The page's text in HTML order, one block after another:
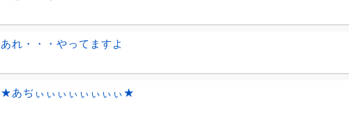
あれ・・・やってますよ
★あぢぃぃぃぃぃぃぃぃ★